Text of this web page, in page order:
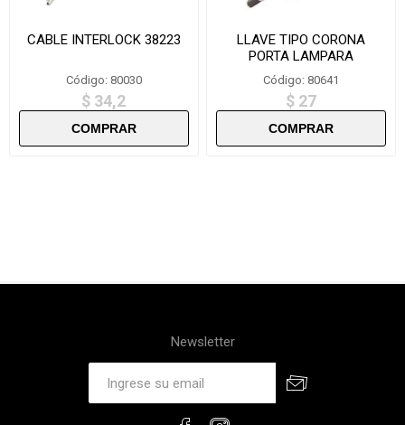
CABLE INTERLOCK 38223
Código: 80030
$ 34,2
LLAVE TIPO CORONA
PORTA LAMPARA
KG1200/DPDZ012- L444
Código: 80641
$ 27
Newsletter